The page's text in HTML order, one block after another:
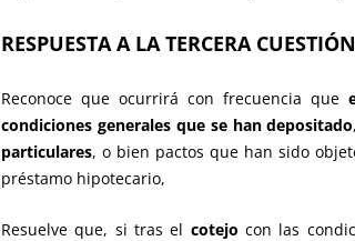
RESPUESTA A LA TERCERA
Reconoce que ocurrirá con frecuencia que
condiciones generales que se han depositado
particulares, o bien pactos que han sido
préstamo hipotecario,
Resuelve que, si tras el cotejo con las